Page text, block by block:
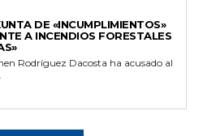
DE «INCUMPLIMIENTOS»
A INCENDIOS FORESTALES
Rodríguez Dacosta ha acusado al